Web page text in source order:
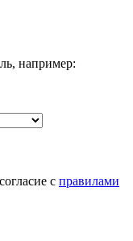
например:
с правилами